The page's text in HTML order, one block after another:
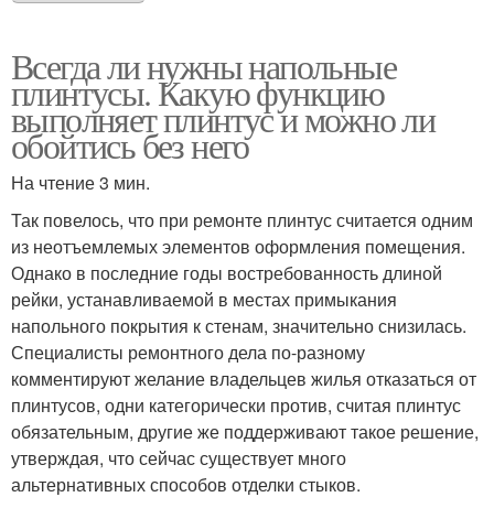
Всегда ли нужны напольные
плинтусы. Какую функцию
выполняет плинтус и можно ли
обойтись без него
На чтение 3 мин.
Так повелось, что при ремонте плинтус считается одним
из неотъемлемых элементов оформления помещения.
Однако в последние годы востребованность длиной
рейки, устанавливаемой в местах примыкания
напольного покрытия к стенам, значительно снизилась.
Специалисты ремонтного дела по-разному
комментируют желание владельцев жилья отказаться от
плинтусов, одни категорически против, считая плинтус
обязательным, другие же поддерживают такое решение,
утверждая, что сейчас существует много
альтернативных способов отделки стыков.